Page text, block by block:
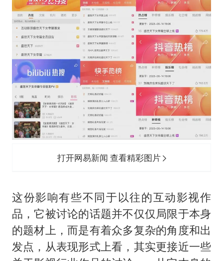
打开网易新闻 查看精彩图片
这份影响有些不同于以往的互动影视作
品，它被讨论的话题并不仅仅局限于本身
的题材上，而是有着众多复杂的角度和出
发点，从表现形式上看，其实更接近一些